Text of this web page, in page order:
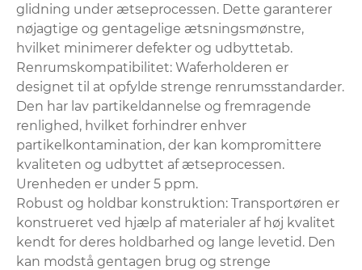
glidning under ætseprocessen. Dette garanterer
nøjagtige og gentagelige ætsningsmønstre,
hvilket minimerer defekter og udbyttetab.
Renrumskompatibilitet: Waferholderen er
designet til at opfylde strenge renrumsstandarder.
Den har lav partikeldannelse og fremragende
renlighed, hvilket forhindrer enhver
partikelkontamination, der kan kompromittere
kvaliteten og udbyttet af ætseprocessen.
Urenheden er under 5 ppm.
Robust og holdbar konstruktion: Transportøren er
konstrueret ved hjælp af materialer af høj kvalitet
kendt for deres holdbarhed og lange levetid. Den
kan modstå gentagen brug og strenge